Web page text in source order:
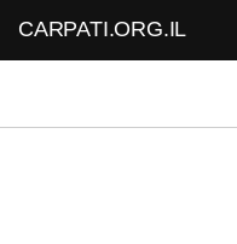
CARPATI.ORG.IL